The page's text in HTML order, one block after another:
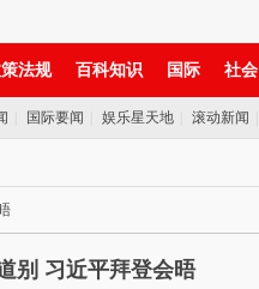
法规 百科知识 国际 社会
国际要闻 娱乐星天地 滚动新闻
别 习近平拜登会晤